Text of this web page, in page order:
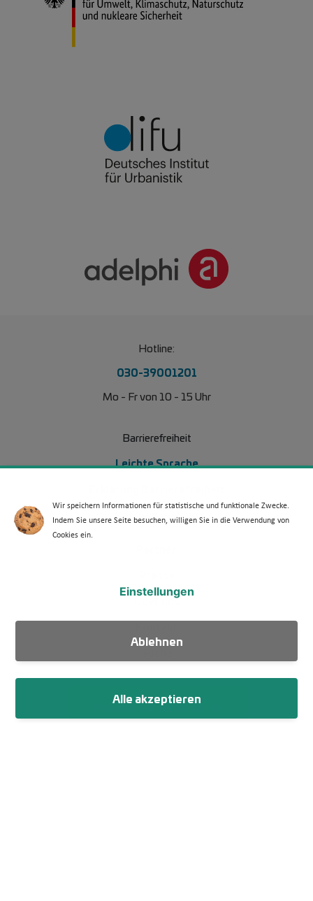
Hotline:
030-39001201
Mo - Fr von 10 - 15 Uhr
Barrierefreiheit
Leichte Sprache
Barriere melden
Über uns
Newsletter abonnieren
Wir speichern Informationen für statistische und funktionale Zwecke.
Indem Sie unsere Seite besuchen, willigen Sie in die Verwendung von
Cookies ein.
Ablehnen
Einstellungen
Alle akzeptieren